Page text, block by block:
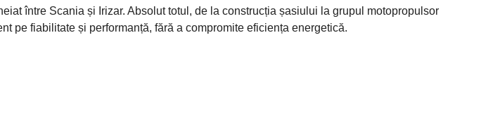
între Scania și Irizar. Absolut totul, de la construcția șasiului la grupul motopropulsor
pe fiabilitate și performanță, fără a compromite eficiența energetică.